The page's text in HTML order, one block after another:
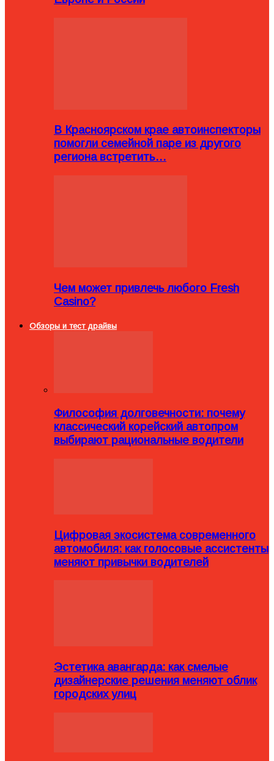
В Красноярском крае автоинспекторы
помогли семейной паре из другого
региона встретить…
Чем может привлечь любого Fresh
Casino?
Обзоры и тест драйвы
Философия долговечности: почему
классический корейский автопром
выбирают рациональные водители
Цифровая экосистема современного
автомобиля: как голосовые ассистенты
меняют привычки водителей
Эстетика авангарда: как смелые
дизайнерские решения меняют облик
городских улиц